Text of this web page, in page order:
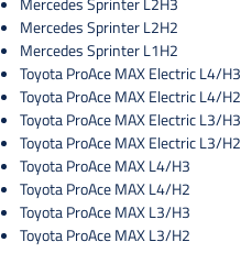
Mercedes Sprinter L2H2
Mercedes Sprinter L1H2
Toyota ProAce MAX Electric L4/H3
Toyota ProAce MAX Electric L4/H2
Toyota ProAce MAX Electric L3/H3
Toyota ProAce MAX Electric L3/H2
Toyota ProAce MAX L4/H3
Toyota ProAce MAX L4/H2
Toyota ProAce MAX L3/H3
Toyota ProAce MAX L3/H2